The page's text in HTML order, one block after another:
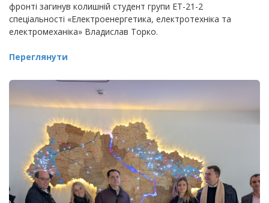
фронті загинув колишній студент групи ЕТ-21-2
спеціальності «Електроенергетика, електротехніка та
електромеханіка» Владислав Торко.
Переглянути